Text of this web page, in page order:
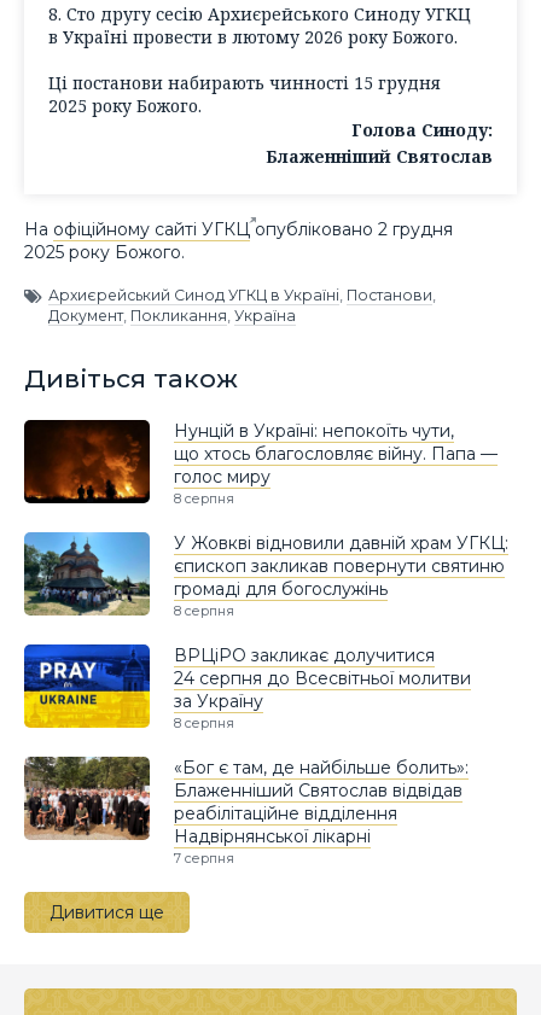
8. Сто другу сесію Архиєрейського Синоду УГКЦ
в Україні провести в лютому 2026 року Божого.
Ці постанови набирають чинності 15 грудня
2025 року Божого.
Голова Синоду:
Блаженніший Святослав
На офіційному сайті УГКЦопубліковано 2 грудня
2025 року Божого.
Архиєрейський Синод УГКЦ в Україні, Постанови,
Документ, Покликання, Україна
Дивіться також
Нунцій в Україні: непокоїть чути,
що хтось благословляє війну. Папа —
голос миру
8 серпня
У Жовкві відновили давній храм УГКЦ:
єпископ закликав повернути святиню
громаді для богослужінь
8 серпня
ВРЦіРО закликає долучитися
24 серпня до Всесвітньої молитви
за Україну
8 серпня
«Бог є там, де найбільше болить»:
Блаженніший Святослав відвідав
реабілітаційне відділення
Надвірнянської лікарні
7 серпня
Дивитися ще